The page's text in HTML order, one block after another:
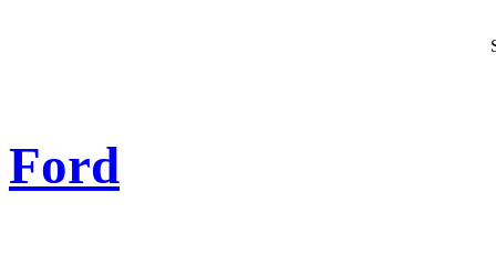
Ford